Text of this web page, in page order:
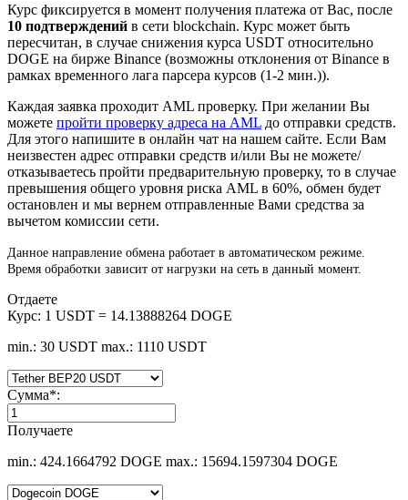
Курс фиксируется в момент получения платежа от Вас, после
10 подтверждений в сети blockchain. Курс может быть
пересчитан, в случае снижения курса USDT относительно
DOGE на бирже Binance (возможны отклонения от Binance в
рамках временного лага парсера курсов (1-2 мин.)).
Каждая заявка проходит AML проверку. При желании Вы
можете пройти проверку адреса на AML до отправки средств.
Для этого напишите в онлайн чат на нашем сайте. Если Вам
неизвестен адрес отправки средств и/или Вы не можете/
отказываетесь пройти предварительную проверку, то в случае
превышения общего уровня риска AML в 60%, обмен будет
остановлен и мы вернем отправленные Вами средства за
вычетом комиссии сети.
Данное направление обмена работает в автоматическом режиме.
Время обработки зависит от нагрузки на сеть в данный момент.
Отдаете
Курс: 1 USDT = 14.13888264 DOGE
min.: 30 USDT max.: 1110 USDT
Сумма*:
Получаете
min.: 424.1664792 DOGE max.: 15694.1597304 DOGE